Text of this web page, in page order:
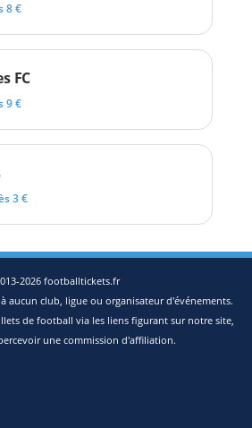
8 €
FC
9 €
3 €
2026 footballtickets.fr
aucun club, ligue ou organisateur d'événements.
de football via les liens figurant sur notre site,
une commission d'affiliation.